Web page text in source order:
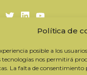
Política de
posible a los
tecnologías nos permitirá
La falta de
TwitterLinkedIn
Youtube
Nuestros socios
Contactar con el